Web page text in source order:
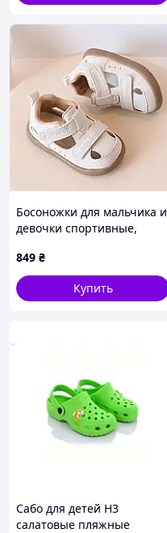
Босоножки для мальчика и
девочки спортивные,
849 ₴
Купить
Сабо для детей H3
салатовые пляжные